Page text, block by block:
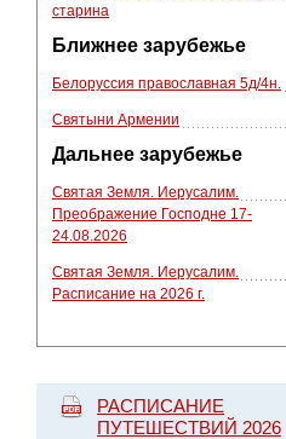
старина
Ближнее зарубежье
Белоруссия православная 5д/4н.
Святыни Армении
Дальнее зарубежье
Святая Земля. Иерусалим.
Преображение Господне 17-
24.08.2026
Святая Земля. Иерусалим.
Расписание на 2026 г.
РАСПИСАНИЕ
ПУТЕШЕСТВИЙ 2026